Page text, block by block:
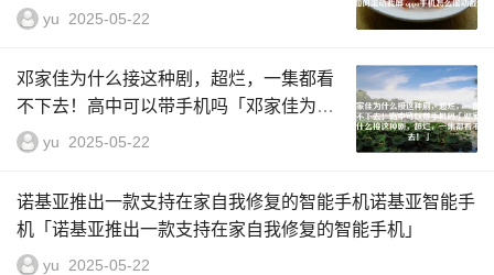
何滚动截屏 oppo手机怎么滚动截屏」
yu 2025-05-22
邓家佳为什么接这种剧，超烂，一集都看
不下去！高中可以带手机吗「邓家佳为什
么接这种剧，超烂，一集都看不下去！」
yu 2025-05-22
诺基亚推出一款支持在家自我修复的智能手机诺基亚智能手
机「诺基亚推出一款支持在家自我修复的智能手机」
yu 2025-05-22